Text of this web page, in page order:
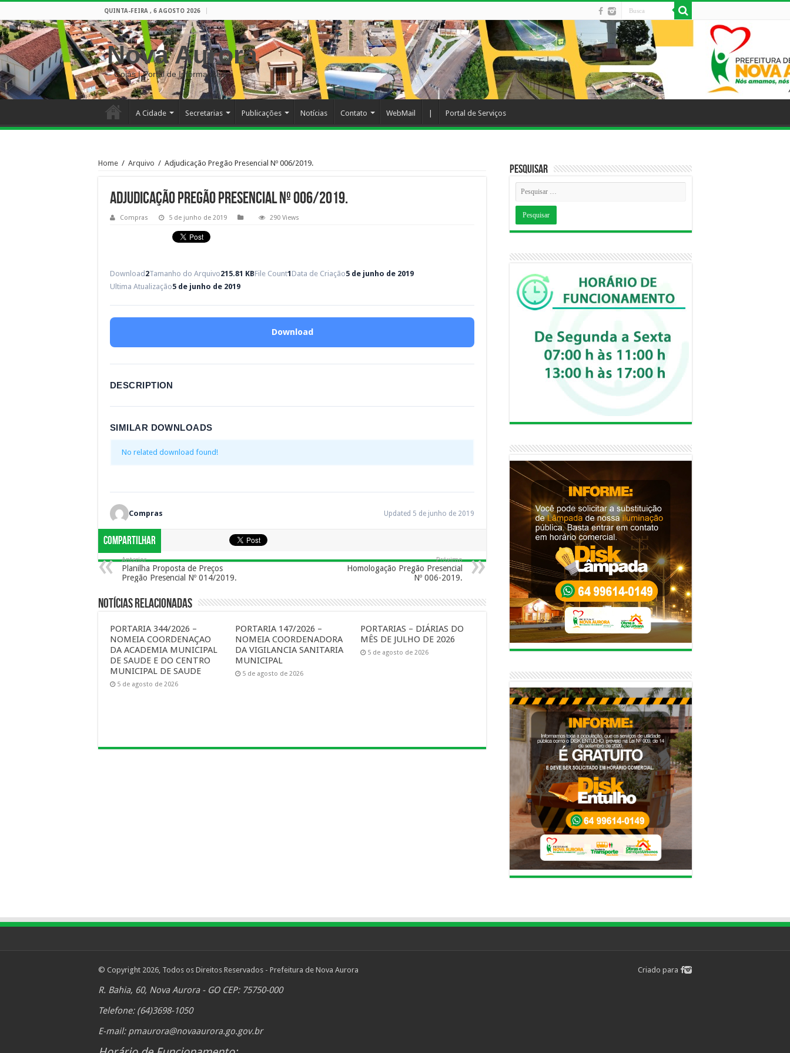
QUINTA-FEIRA , 6 AGOSTO 2026
Nova Aurora
– Goiás | Portal de Informações
A Cidade Secretarias Publicações Notícias Contato WebMail Portal de Serviços
Home / Arquivo / Adjudicação Pregão Presencial Nº 006/2019.
Adjudicação Pregão Presencial Nº 006/2019.
Compras 5 de junho de 2019 290 Views
Download 2Tamanho do Arquivo215.81 KBFile Count1 Data de Criação5 de junho de 2019
Ultima Atualização5 de junho de 2019
Download
DESCRIPTION
SIMILAR DOWNLOADS
No related download found!
Compras Updated 5 de junho de 2019
Compartilhar
Anterior
Planilha Proposta de Preços
Pregão Presencial Nº 014/2019.
Próximo
Homologação Pregão Presencial
Nº 006-2019.
Notícias Relacionadas
PORTARIA 344/2026 –
NOMEIA COORDENAÇAO
DA ACADEMIA MUNICIPAL
DE SAUDE E DO CENTRO
MUNICIPAL DE SAUDE
5 de agosto de 2026
PORTARIA 147/2026 –
NOMEIA COORDENADORA
DA VIGILANCIA SANITARIA
MUNICIPAL
5 de agosto de 2026
PORTARIAS – DIÁRIAS DO
MÊS DE JULHO DE 2026
5 de agosto de 2026
Pesquisar
Criado para
© Copyright 2026, Todos os Direitos Reservados - Prefeitura de Nova Aurora
R. Bahia, 60, Nova Aurora - GO CEP: 75750-000
Telefone: (64)3698-1050
E-mail: pmaurora@novaaurora.go.gov.br